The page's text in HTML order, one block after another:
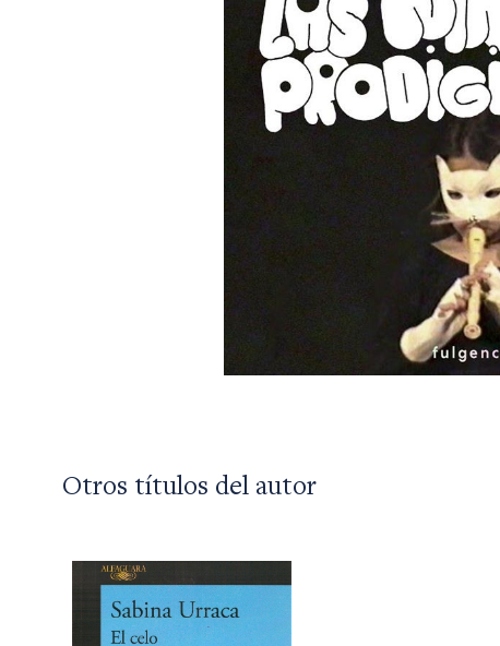
Otros títulos del autor